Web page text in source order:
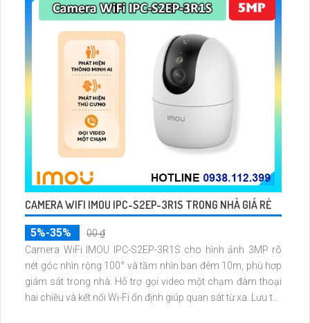
CAMERA WIFI IMOU IPC-S2EP-3R1S TRONG NHÀ GIÁ RẺ
5%-35%
00 ₫
Camera WiFi IMOU IPC-S2EP-3R1S cho hình ảnh 3MP rõ
nét góc nhìn rộng 100° và tầm nhìn ban đêm 10m, phù hợp
giám sát trong nhà. Hỗ trợ gọi video một chạm đàm thoại
hai chiều và kết nối Wi-Fi ổn định giúp quan sát từ xa. Lưu trữ